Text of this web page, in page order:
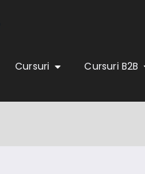
Cursuri Cursuri B2B